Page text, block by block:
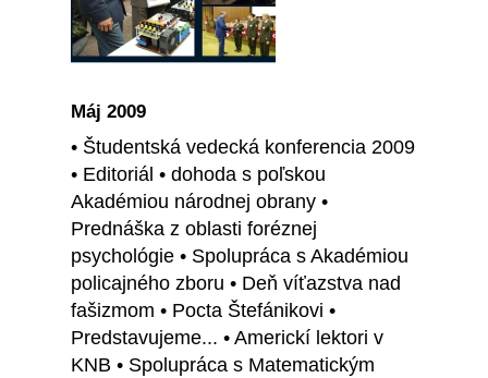
Máj 2009
• Študentská vedecká konferencia 2009
• Editoriál • dohoda s poľskou
Akadémiou národnej obrany •
Prednáška z oblasti foréznej
psychológie • Spolupráca s Akadémiou
policajného zboru • Deň víťazstva nad
fašizmom • Pocta Štefánikovi •
Predstavujeme... • Americkí lektori v
KNB • Spolupráca s Matematickým